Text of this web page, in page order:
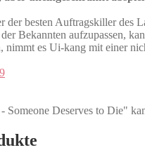
der besten Auftragskiller des
Bekannten aufzupassen,
nimmt es Ui-kang mit einer
Deserves to Die"